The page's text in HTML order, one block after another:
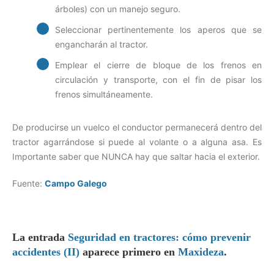
árboles) con un manejo seguro.
Seleccionar pertinentemente los aperos que se
engancharán al tractor.
Emplear el cierre de bloque de los frenos en
circulación y transporte, con el fin de pisar los
frenos simultáneamente.
De producirse un vuelco el conductor permanecerá dentro del
tractor agarrándose si puede al volante o a alguna asa. Es
Importante saber que NUNCA hay que saltar hacia el exterior.
Fuente: Campo Galego
La entrada Seguridad en tractores: cómo prevenir
accidentes (II) aparece primero en Maxideza.